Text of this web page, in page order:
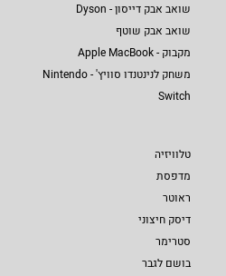
שואב אבק דייסון - Dyson
שואב אבק שוטף
מקבוק - Apple MacBook
משחק לנינטנדו סוויץ' - Nintendo
Switch
טלוויזיה
מדפסת
ראוטר
דיסק חיצוני
סטרימר
בושם לגבר